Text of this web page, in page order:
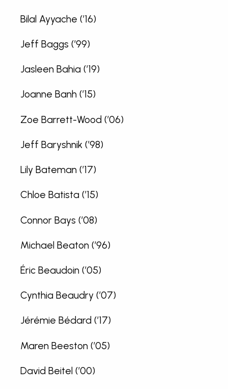
Bilal Ayyache (’16)
Jeff Baggs (’99)
Jasleen Bahia (’19)
Joanne Banh (’15)
Zoe Barrett-Wood (’06)
Jeff Baryshnik (’98)
Lily Bateman (’17)
Chloe Batista (’15)
Connor Bays (’08)
Michael Beaton (’96)
Éric Beaudoin (’05)
Cynthia Beaudry (’07)
Jérémie Bédard (’17)
Maren Beeston (’05)
David Beitel (’00)